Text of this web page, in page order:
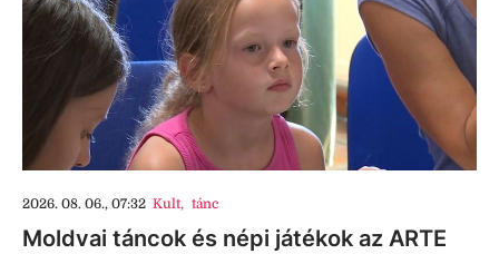
2026. 08. 06., 07:32 Kult, tánc
Moldvai táncok és népi játékok az ARTE